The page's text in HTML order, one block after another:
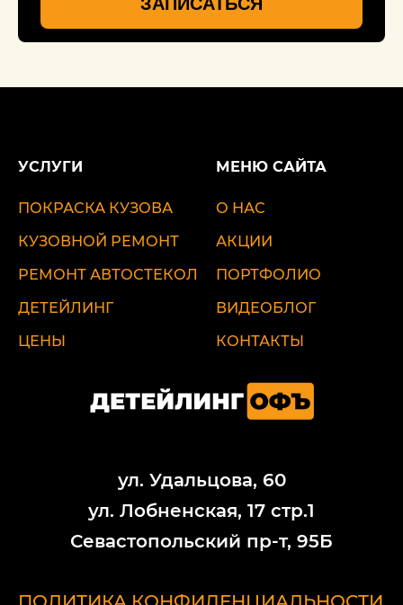
УСЛУГИ
ПОКРАСКА КУЗОВА
КУЗОВНОЙ РЕМОНТ
РЕМОНТ АВТОСТЕКОЛ
ДЕТЕЙЛИНГ
ЦЕНЫ
МЕНЮ САЙТА
О НАС
АКЦИИ
ПОРТФОЛИО
ВИДЕОБЛОГ
КОНТАКТЫ
ул. Удальцова, 60
ул. Лобненская, 17 стр.1
Севастопольский пр-т, 95Б